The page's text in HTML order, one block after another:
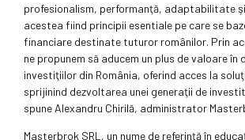
profesionalism, performanţă, adaptabilitate
acestea fiind principii esentiale pe care se
financiare destinate tuturor românilor. Prin
ne propunem să aducem un plus de valoare în
investiţiilor din România, oferind acces la
sprijinind dezvoltarea unei generaţii de
spune Alexandru Chirilă, administrator
Masterbrok SRL, un nume de referinţă în